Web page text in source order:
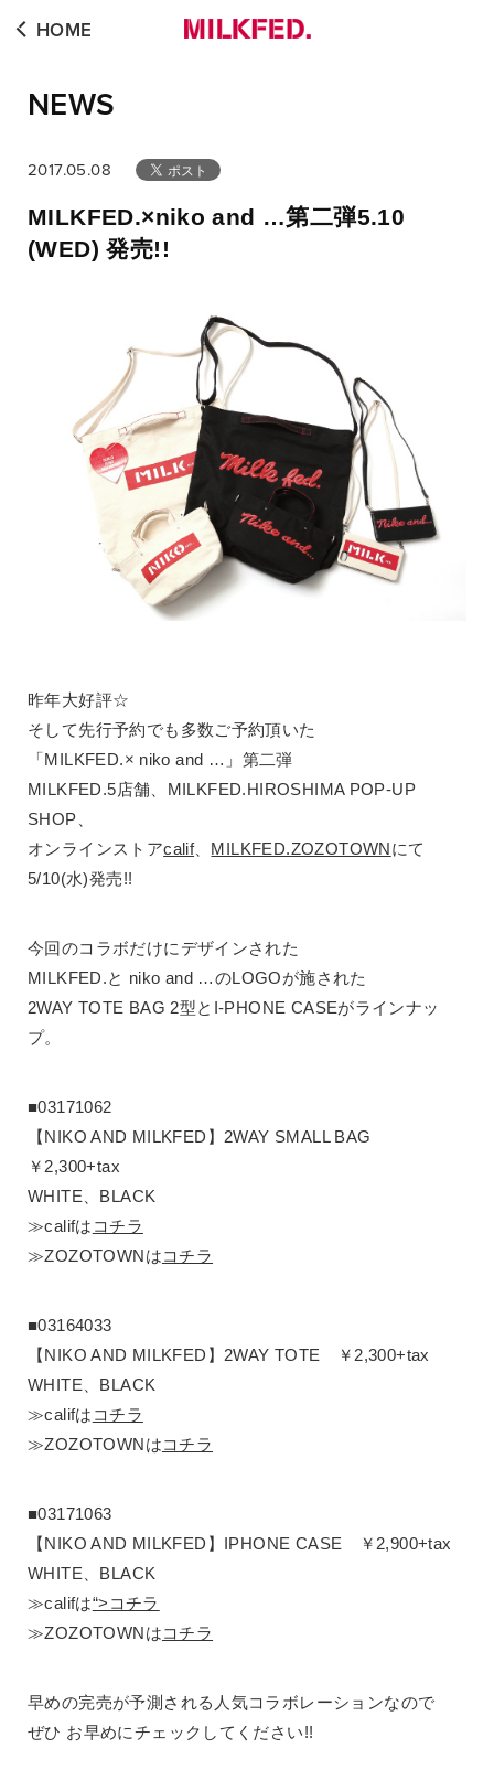
NEWS
HOME
2017.05.08
MILKFED.×niko and …第二弾5.10
(WED) 発売!!
昨年大好評☆
そして先行予約でも多数ご予約頂いた
「MILKFED.× niko and …」第二弾
MILKFED.5店舗、MILKFED.HIROSHIMA POP-UP
SHOP、
オンラインストアcalif、 MILKFED.ZOZOTOWNにて
5/10(水)発売!!
今回のコラボだけにデザインされた
MILKFED.と niko and …のLOGOが施された
2WAY TOTE BAG 2型とI-PHONE CASEがラインナッ
プ。
■03171062
【NIKO AND MILKFED】2WAY SMALL BAG
￥2,300+tax
WHITE、BLACK
≫califは コチラ
≫ZOZOTOWNはコチラ
■03164033
【NIKO AND MILKFED】2WAY TOTE ￥2,300+tax
WHITE、BLACK
≫califは コチラ
≫ZOZOTOWNはコチラ
■03171063
【NIKO AND MILKFED】IPHONE CASE ￥2,900+tax
WHITE、BLACK
≫califは“>コチラ
≫ZOZOTOWNはコチラ
早めの完売が予測される人気コラボレーションなので
ぜひ お早めにチェックしてください!!